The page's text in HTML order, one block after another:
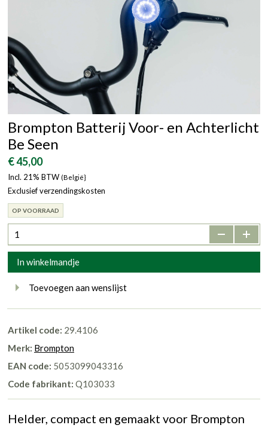
Brompton Batterij Voor- en Achterlicht
Be Seen
€ 45,00
Incl. 21% BTW (België}
Exclusief verzendingskosten
OP VOORRAAD
- +
In winkelmandje
Toevoegen aan wenslijst
Artikel code: 29.4106
Merk: Brompton
EAN code: 5053099043316
Code fabrikant: Q103033
Helder, compact en gemaakt voor Brompton